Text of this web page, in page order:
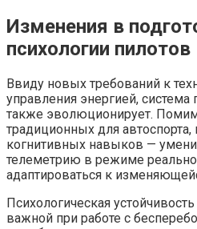
Изменения в
психологии пилотов
Ввиду новых требований к
управления энергией, система
также эволюционирует.
традиционных для автоспорта,
когнитивных навыков —
телеметрию в режиме
адаптироваться к
Психологическая
важной при работе с